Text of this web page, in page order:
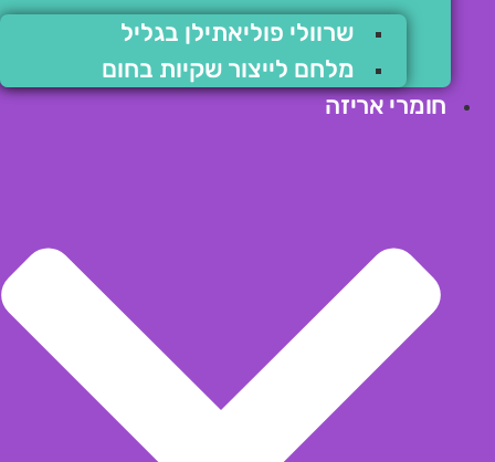
שרוולי פוליאתילן בגליל
מלחם לייצור שקיות בחום
חומרי אריזה